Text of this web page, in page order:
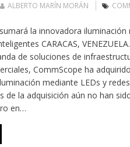
ALBERTO MARÍN MORÁN
la innovadora
CARACAS,
de soluciones de
CommScope ha
mediante LEDs y
de la adquisición aún no han
en…